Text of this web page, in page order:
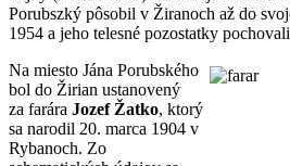
Porubszký pôsobil v Žiranoch až do
1954 a jeho telesné pozostatky
Na miesto Jána Porubského
bol do Žirian ustanovený
za farára Jozef Žatko, ktorý
sa narodil 20. marca 1904 v
Rybanoch. Zo